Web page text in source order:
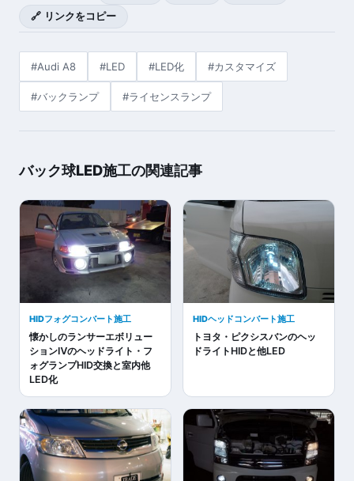
🔗 リンクをコピー
#Audi A8 #LED #LED化 #カスタマイズ
#バックランプ #ライセンスランプ
バック球LED施工の関連記事
HIDフォグコンバート施工
懐かしのランサーエボリュー
ションⅣのヘッドライト・フ
ォグランプHID交換と室内他
LED化
HIDヘッドコンバート施工
トヨタ・ピクシスバンのヘッ
ドライトHIDと他LED